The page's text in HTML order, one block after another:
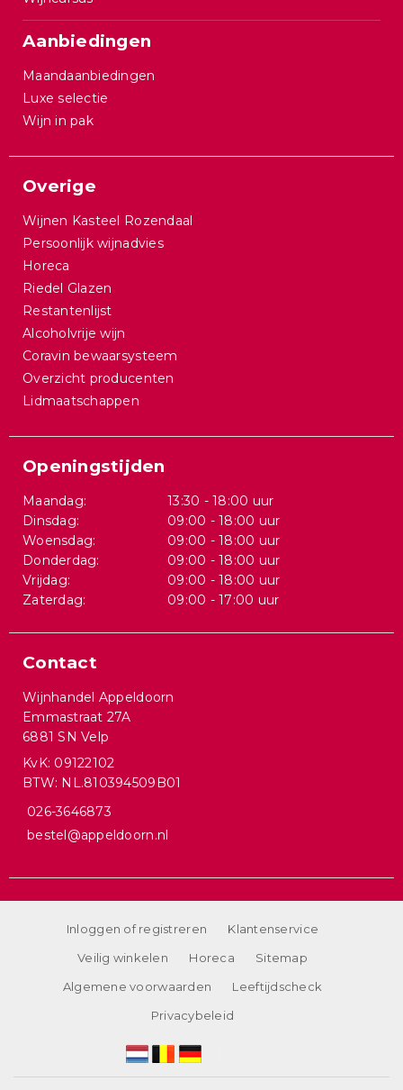
Aanbiedingen
Maandaanbiedingen
Luxe selectie
Wijn in pak
Overige
Wijnen Kasteel Rozendaal
Persoonlijk wijnadvies
Horeca
Riedel Glazen
Restantenlijst
Alcoholvrije wijn
Coravin bewaarsysteem
Overzicht producenten
Lidmaatschappen
Openingstijden
Maandag:
13:30 - 18:00 uur
Dinsdag:
09:00 - 18:00 uur
Woensdag:
09:00 - 18:00 uur
Donderdag:
09:00 - 18:00 uur
Vrijdag:
09:00 - 18:00 uur
Zaterdag:
09:00 - 17:00 uur
Contact
Wijnhandel Appeldoorn
Emmastraat 27A
6881 SN Velp
KvK: 09122102
BTW: NL.810394509B01
026-3646873
bestel@appeldoorn.nl
Inloggen of registreren
Klantenservice
Veilig winkelen
Horeca
Sitemap
Algemene voorwaarden
Leeftijdscheck
Privacybeleid